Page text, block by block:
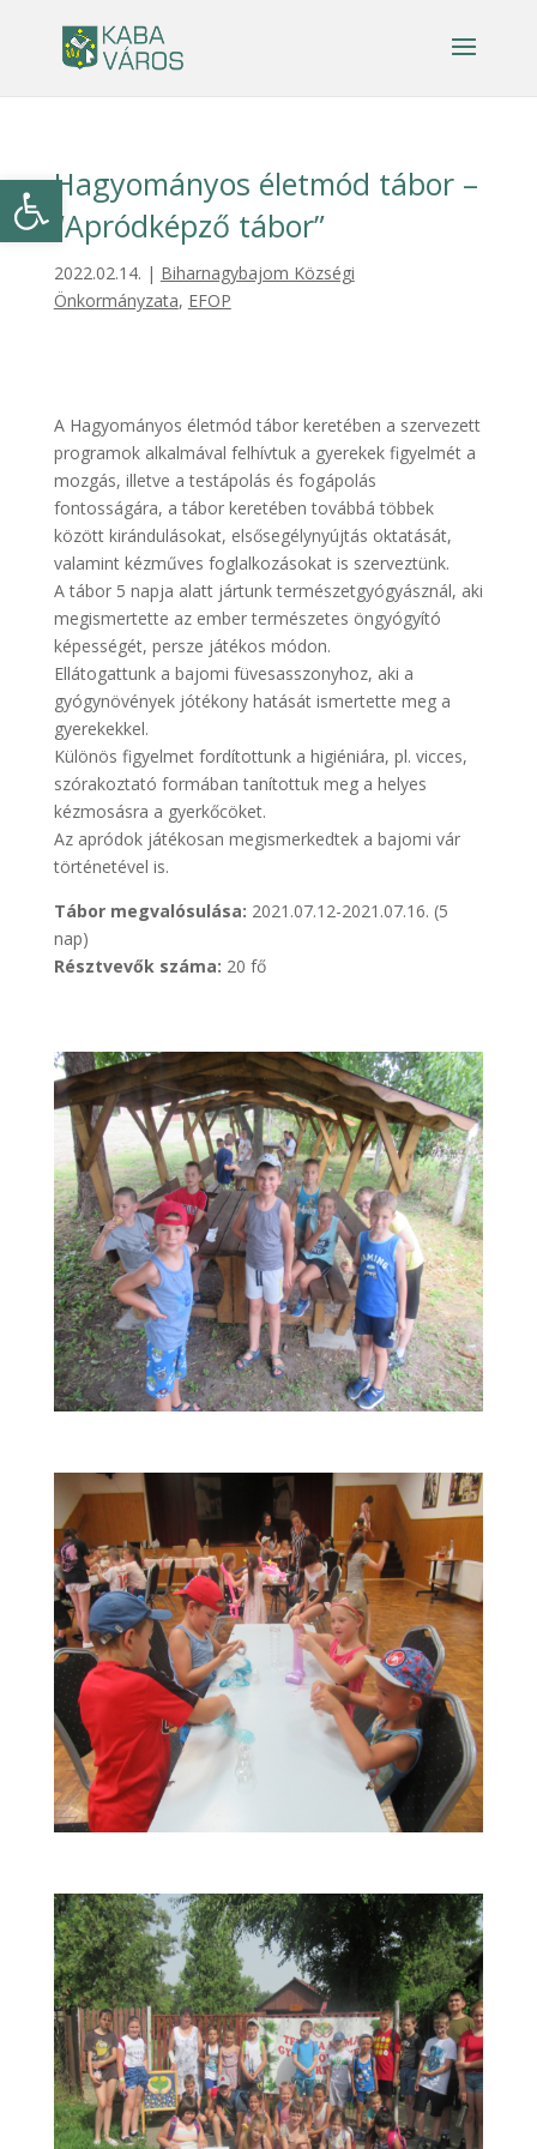
Eszköztár megnyitása
Hagyományos életmód tábor –
“Apródképző tábor”
2022.02.14. | Biharnagybajom Községi
Önkormányzata, EFOP
A Hagyományos életmód tábor keretében a szervezett
programok alkalmával felhívtuk a gyerekek figyelmét a
mozgás, illetve a testápolás és fogápolás
fontosságára, a tábor keretében továbbá többek
között kirándulásokat, elsősegélynyújtás oktatását,
valamint kézműves foglalkozásokat is szerveztünk.
A tábor 5 napja alatt jártunk természetgyógyásznál, aki
megismertette az ember természetes öngyógyító
képességét, persze játékos módon.
Ellátogattunk a bajomi füvesasszonyhoz, aki a
gyógynövények jótékony hatását ismertette meg a
gyerekekkel.
Különös figyelmet fordítottunk a higiéniára, pl. vicces,
szórakoztató formában tanítottuk meg a helyes
kézmosásra a gyerkőcöket.
Az apródok játékosan megismerkedtek a bajomi vár
történetével is.
Tábor megvalósulása: 2021.07.12-2021.07.16. (5
nap)
Résztvevők száma: 20 fő